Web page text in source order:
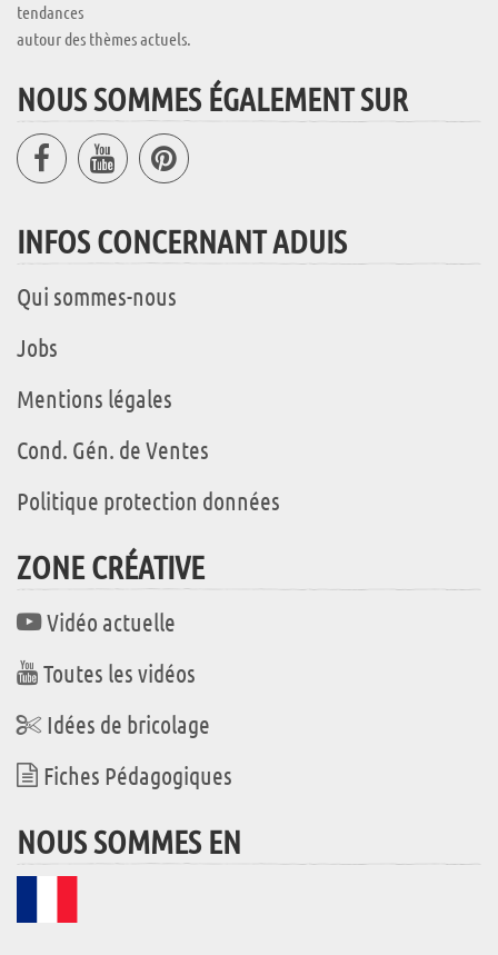
tendances
autour des thèmes actuels.
NOUS SOMMES ÉGALEMENT SUR
INFOS CONCERNANT ADUIS
Qui sommes-nous
Jobs
Mentions légales
Cond. Gén. de Ventes
Politique protection données
ZONE CRÉATIVE
Vidéo actuelle
Toutes les vidéos
Idées de bricolage
Fiches Pédagogiques
NOUS SOMMES EN